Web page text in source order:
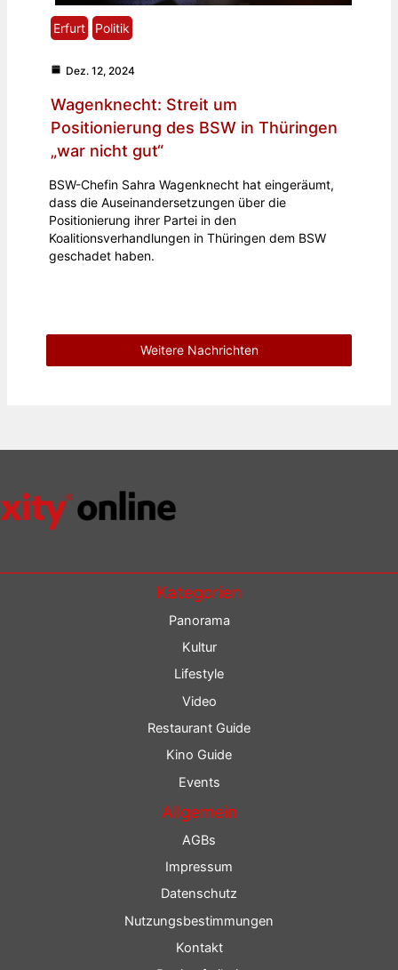
Erfurt Politik
Dez. 12, 2024
Wagenknecht: Streit um
Positionierung des BSW in Thüringen
„war nicht gut“
BSW-Chefin Sahra Wagenknecht hat eingeräumt,
dass die Auseinandersetzungen über die
Positionierung ihrer Partei in den
Koalitionsverhandlungen in Thüringen dem BSW
geschadet haben.
Weitere Nachrichten
Kategorien
Panorama
Kultur
Lifestyle
Video
Restaurant Guide
Kino Guide
Events
Allgemein
AGBs
Impressum
Datenschutz
Nutzungsbestimmungen
Kontakt